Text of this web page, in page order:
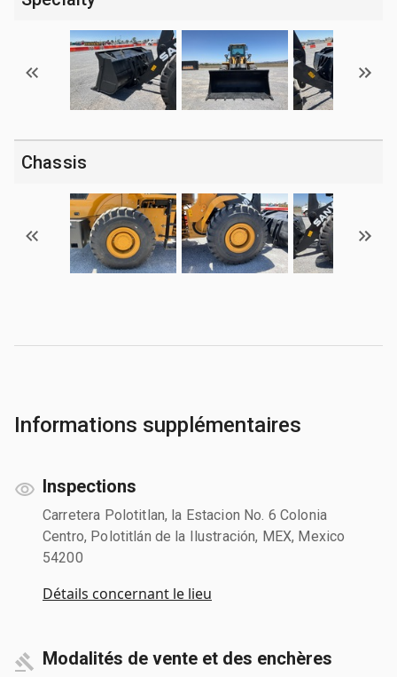
Chassis
Informations supplémentaires
Inspections
Carretera Polotitlan, la Estacion No. 6 Colonia
Centro, Polotitlán de la Ilustración, MEX, Mexico
54200
Détails concernant le lieu
Modalités de vente et des enchères